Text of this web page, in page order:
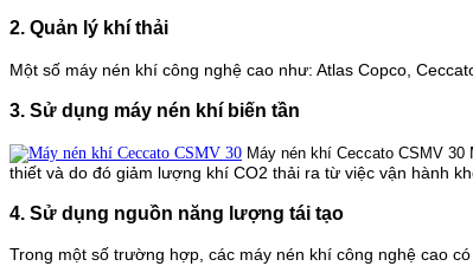
2. Quản lý khí thải
Một số máy nén khí công nghệ cao như: Atlas Copco,
3. Sử dụng máy nén khí biến tần
Máy nén khí Ceccato CSMV 30
thiết và do đó giảm lượng khí CO2 thải ra từ việc vận hành
4. Sử dụng nguồn năng lượng tái tạo
Trong một số trường hợp, các máy nén khí công nghệ cao